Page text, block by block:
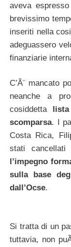
aveva
brevissimo
inseriti nella
adeguassero
finanziarie
C’Ã¨ mancato
neanche a
cosiddetta
scomparsa. I
Costa Rica,
stati
l’impegno
sulla base
dall’Ocse.
Si tratta di un
tuttavia, non